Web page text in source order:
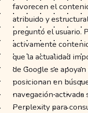
favorecen el
atribuido y
preguntó el usuario.
activamente
que la actualidad
de Google se
posicionan en
navegación
Perplexity para